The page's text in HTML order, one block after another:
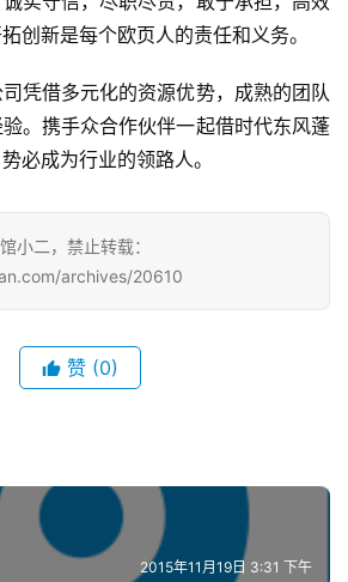
创新是每个欧页人的责任和义务。
借多元化的资源优势，成熟的团队
。携手众合作伙伴一起借时代东风蓬
必成为行业的领路人。
小二，禁止转载：
archives/20610
赞 (0)
2015年11月19日 3:31 下午